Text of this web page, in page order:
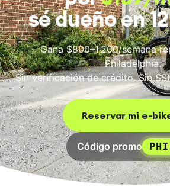
Blog
Empleo
IDIOMA
EN FR ES RU
sé dueño en
Gana $800–1,200/semana
Philadelphia.
Sin verificación de crédito. Sin
Reservar mi
Código promo